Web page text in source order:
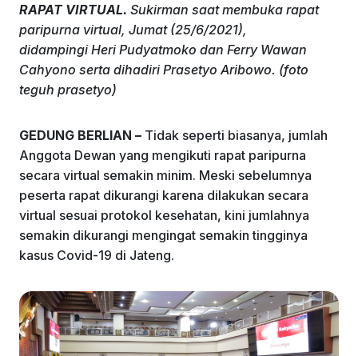
c
e
b
o
o
k
k
e
dI
n
at
s
A
p
e
gr
a
ai
l
ar
e
RAPAT VIRTUAL. Sukirman saat membuka rapat
paripurna virtual, Jumat (25/6/2021),
didampingi Heri Pudyatmoko dan Ferry Wawan
Cahyono serta dihadiri Prasetyo Aribowo. (foto
teguh prasetyo)
GEDUNG BERLIAN – Tidak seperti biasanya, jumlah
Anggota Dewan yang mengikuti rapat paripurna
secara virtual semakin minim. Meski sebelumnya
peserta rapat dikurangi karena dilakukan secara
virtual sesuai protokol kesehatan, kini jumlahnya
semakin dikurangi mengingat semakin tingginya
kasus Covid-19 di Jateng.